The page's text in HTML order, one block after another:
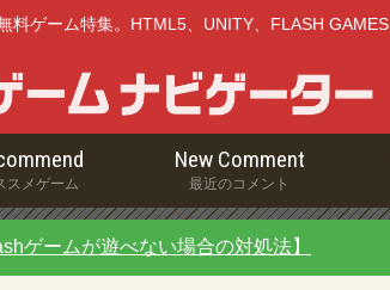
料ゲーム特集。HTML5、UNITY、FLASH GAMES
スメゲーム
New Comment
最近のコメント
ゲームが遊べない場合の対処法】